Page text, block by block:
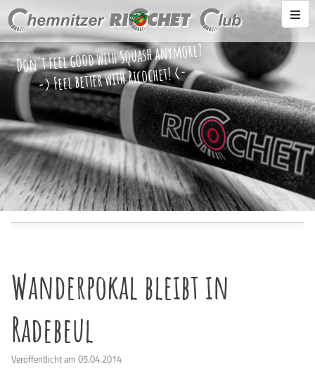
Don't feel good with Squash anymore?
-> Feel better with Ricochet! <-
Wanderpokal bleibt in
Radebeul
Veröffentlicht am 05.04.2014